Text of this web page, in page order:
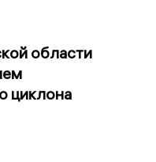
области
циклона